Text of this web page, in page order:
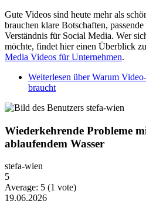
Gute Videos sind heute mehr als
brauchen klare Botschaften,
Verständnis für Social Media. Wer
möchte, findet hier einen Überblick zu
Media Videos für Unternehmen.
Weiterlesen über Warum
braucht
Wiederkehrende Probleme
ablaufendem Wasser
stefa-wien
5
Average: 5 (1 vote)
19.06.2026